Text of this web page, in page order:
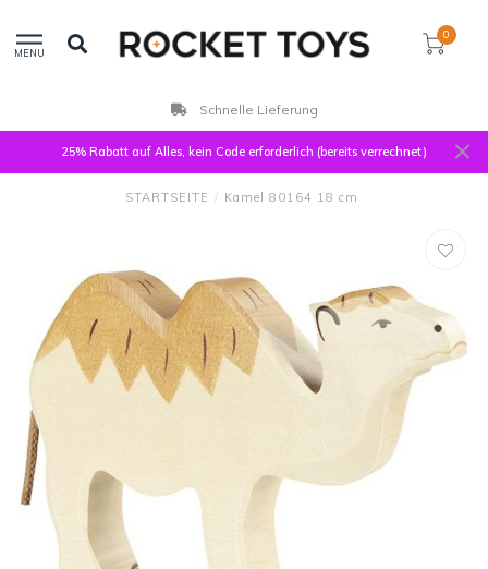
MENU
0
Schnelle Lieferung
25% Rabatt auf Alles, kein Code erforderlich (bereits verrechnet)
STARTSEITE / Kamel 80164 18 cm